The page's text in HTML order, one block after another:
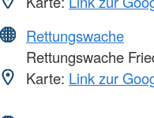
Rettungswache
Rettungswache
Karte: Link zur